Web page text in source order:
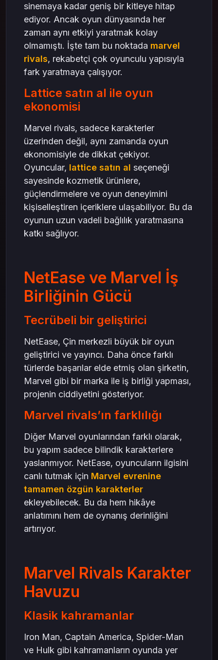
sinemaya kadar geniş bir kitleye hitap
ediyor. Ancak oyun dünyasında her
zaman aynı etkiyi yaratmak kolay
olmamıştı. İşte tam bu noktada marvel
rivals, rekabetçi çok oyunculu yapısıyla
fark yaratmaya çalışıyor.
Lattice satın al ile oyun
ekonomisi
Marvel rivals, sadece karakterler
üzerinden değil, aynı zamanda oyun
ekonomisiyle de dikkat çekiyor.
Oyuncular, lattice satın al seçeneği
sayesinde kozmetik ürünlere,
güçlendirmelere ve oyun deneyimini
kişiselleştiren içeriklere ulaşabiliyor. Bu da
oyunun uzun vadeli bağlılık yaratmasına
katkı sağlıyor.
NetEase ve Marvel İş
Birliğinin Gücü
Tecrübeli bir geliştirici
NetEase, Çin merkezli büyük bir oyun
geliştirici ve yayıncı. Daha önce farklı
türlerde başarılar elde etmiş olan şirketin,
Marvel gibi bir marka ile iş birliği yapması,
projenin ciddiyetini gösteriyor.
Marvel rivals’ın farklılığı
Diğer Marvel oyunlarından farklı olarak,
bu yapım sadece bilindik karakterlere
yaslanmıyor. NetEase, oyuncuların ilgisini
canlı tutmak için Marvel evrenine
tamamen özgün karakterler
ekleyebilecek. Bu da hem hikâye
anlatımını hem de oynanış derinliğini
artırıyor.
Marvel Rivals Karakter
Havuzu
Klasik kahramanlar
Iron Man, Captain America, Spider-Man
ve Hulk gibi kahramanların oyunda yer